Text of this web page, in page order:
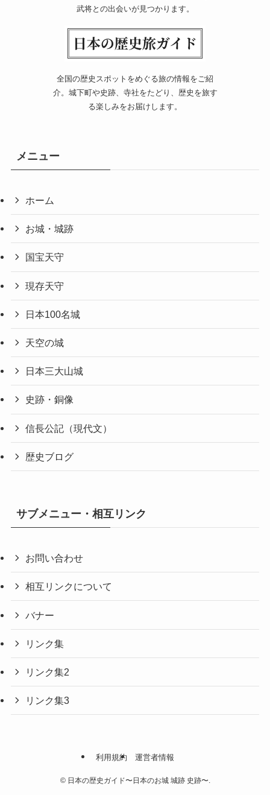
武将との出会いが見つかります。
全国の歴史スポットをめぐる旅の情報をご紹
介。城下町や史跡、寺社をたどり、歴史を旅す
る楽しみをお届けします。
メニュー
ホーム
お城・城跡
国宝天守
現存天守
日本100名城
天空の城
日本三大山城
史跡・銅像
信長公記（現代文）
歴史ブログ
サブメニュー・相互リンク
お問い合わせ
相互リンクについて
バナー
リンク集
リンク集2
リンク集3
利用規約 運営者情報
©日本の歴史ガイド〜日本のお城 城跡 史跡〜.